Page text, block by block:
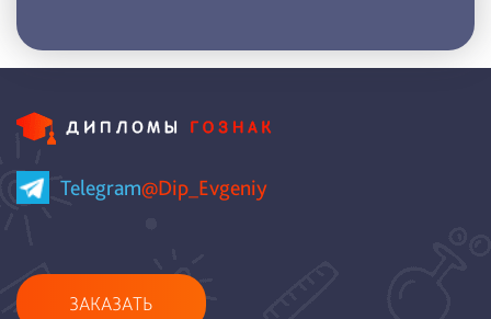
Telegram@Dip_Evgeniy
ЗАКАЗАТЬ